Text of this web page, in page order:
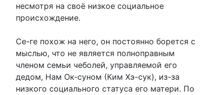
несмотря на своё низкое социальное
происхождение.
Се-ге похож на него, он постоянно борется с
мыслью, что не является полноправным
членом семьи чеболей, управляемой его
дедом, Нам Ок-суном (Ким Хэ-сук), из-за
низкого социального статуса его матери. По